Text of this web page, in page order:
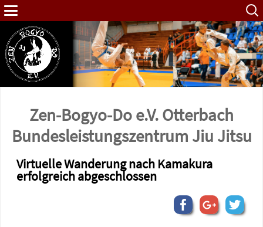
Suche
nach:
Zen-Bogyo-Do e.V. Otterbach
Bundes­leistungs­zentrum Jiu Jitsu
Virtuelle Wanderung nach Kamakura
erfolgreich abgeschlossen